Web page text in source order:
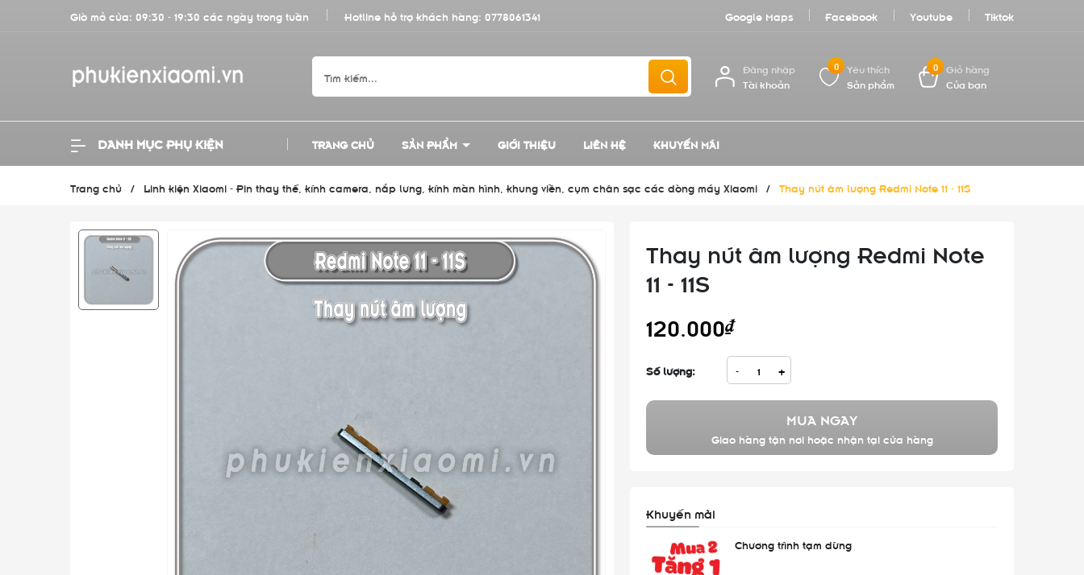
Giờ mở cửa: 09:30 - 19:30 các ngày trong tuần Hotline hỗ trợ khách hàng: 0778061341 Google Maps Facebook Youtube Tiktok
Đăng nhập
Tài khoản
0
Yêu thích
Sản phẩm
0
Giỏ hàng
Của bạn
DANH MỤC PHỤ KIỆN TRANG CHỦ SẢN PHẨM GIỚI THIỆU LIÊN HỆ KHUYẾN MÃI
Trang chủ / Linh kiện Xiaomi - Pin thay thế, kính camera, nắp lưng, kính màn hình, khung viền, cụm chân sạc các dòng máy Xiaomi / Thay nút âm lượng Redmi Note 11 - 11S
Thay nút âm lượng Redmi Note
11 - 11S
120.000₫
Số lượng: - +
MUA NGAY
Giao hàng tận nơi hoặc nhận tại cửa hàng
Khuyến mãi
Chương trình tạm dừng